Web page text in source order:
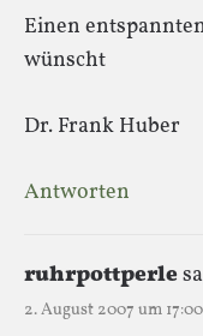
Einen
wünscht
Dr. Frank Huber
Antworten
ruhrpottperle
2. August 2007 um